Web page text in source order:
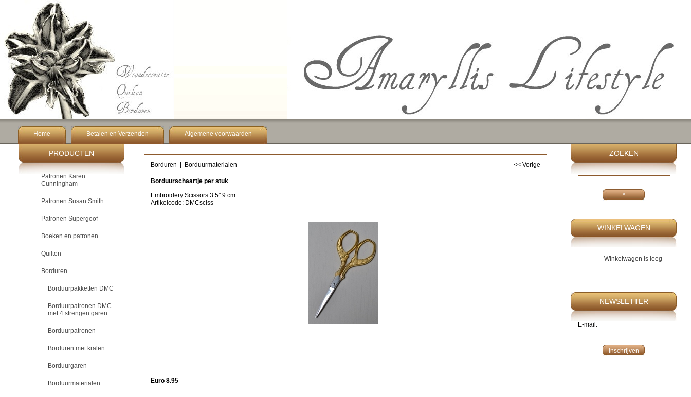
Home Betalen en Verzenden Algemene voorwaarden
PRODUCTEN
Patronen Karen
Cunningham
Patronen Susan Smith
Patronen Supergoof
Boeken en patronen
Quilten
Borduren
Borduurpakketten DMC
Borduurpatronen DMC
met 4 strengen garen
Borduurpatronen
Borduren met kralen
Borduurgaren
Borduurmaterialen
ZOEKEN
WINKELWAGEN
Winkelwagen is leeg
NEWSLETTER
E-mail:
Borduren Borduurmaterialen << Vorige
Borduurschaartje per stuk
Embroidery Scissors 3.5" 9 cm
Artikelcode: DMCsciss
Euro 8.95